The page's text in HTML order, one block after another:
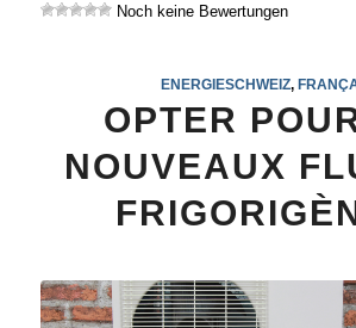
Noch keine Bewertungen
ENERGIESCHWEIZ,
OPTER
NOUVEAUX